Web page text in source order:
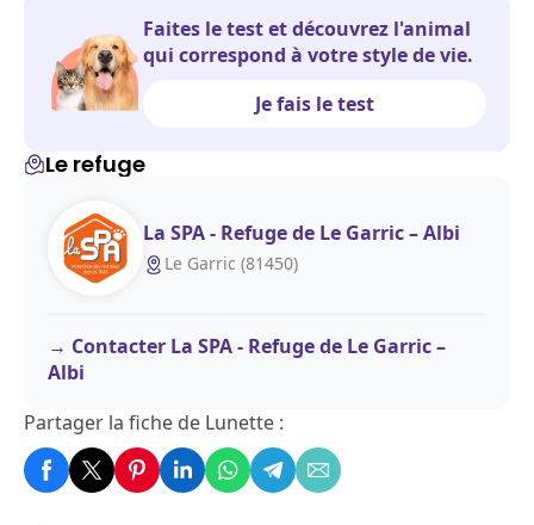
Faites le test et découvrez l'animal
qui correspond à votre style de vie.
Je fais le test
Le refuge
La SPA - Refuge de Le Garric – Albi
Le Garric (81450)
Contacter La SPA - Refuge de Le Garric –
Albi
Partager la fiche de Lunette :